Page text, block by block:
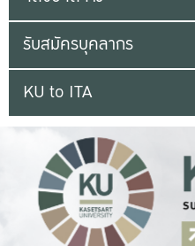
รับสมัครบุคลากร
KU to ITA